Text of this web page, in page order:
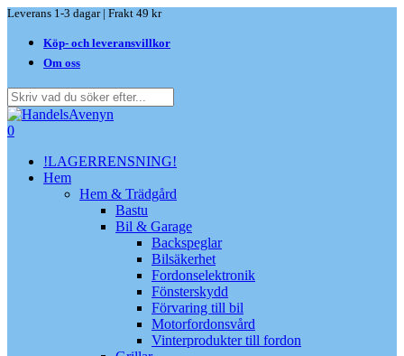
Skip
main
content
Leverans 1-3 dagar | Frakt 49 kr
Köp- och leveransvillkor
Om oss
Close
Search
search
0
!LAGERRENSNING!
Hem
Hem & Trädgård
Bastu
Bil & Garage
Backspeglar
Bilsäkerhet
Fordonselektronik
Fönsterskydd
Förvaring till bil
Motorfordonsvård
Vinterprodukter till fordon